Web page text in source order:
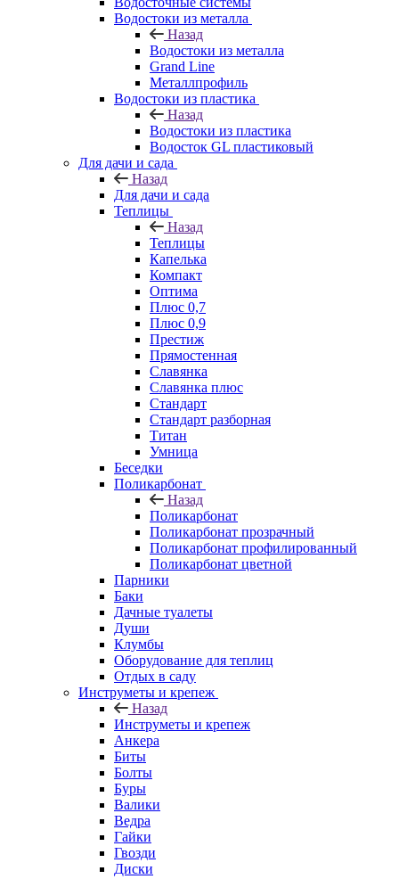
Водостоки из металла
Назад
Водостоки из металла
Grand Line
Металлпрофиль
Водостоки из пластика
Назад
Водостоки из пластика
Водосток GL пластиковый
Для дачи и сада
Назад
Для дачи и сада
Теплицы
Назад
Теплицы
Капелька
Компакт
Оптима
Плюс 0,7
Плюс 0,9
Престиж
Прямостенная
Славянка
Славянка плюс
Стандарт
Стандарт разборная
Титан
Умница
Беседки
Поликарбонат
Назад
Поликарбонат
Поликарбонат прозрачный
Поликарбонат профилированный
Поликарбонат цветной
Парники
Баки
Дачные туалеты
Души
Клумбы
Оборудование для теплиц
Отдых в саду
Инструметы и крепеж
Назад
Инструметы и крепеж
Анкера
Биты
Болты
Буры
Валики
Ведра
Гайки
Гвозди
Диски